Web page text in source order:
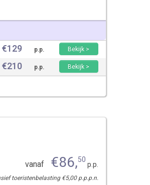
€129 p.p.
Bekijk >
€210 p.p. Bekijk >
vanaf €86,50p.p.
toeristenbelasting €5,00 p.p.p.n.